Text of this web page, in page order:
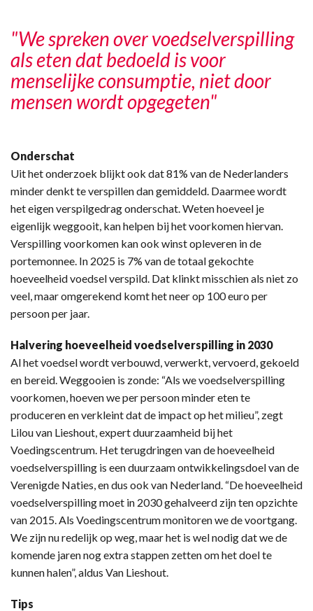
"We spreken over voedselverspilling
als eten dat bedoeld is voor
menselijke consumptie, niet door
mensen wordt opgegeten"
Onderschat
Uit het onderzoek blijkt ook dat 81% van de Nederlanders
minder denkt te verspillen dan gemiddeld. Daarmee wordt
het eigen verspilgedrag onderschat. Weten hoeveel je
eigenlijk weggooit, kan helpen bij het voorkomen hiervan.
Verspilling voorkomen kan ook winst opleveren in de
portemonnee. In 2025 is 7% van de totaal gekochte
hoeveelheid voedsel verspild. Dat klinkt misschien als niet zo
veel, maar omgerekend komt het neer op 100 euro per
persoon per jaar.
Halvering hoeveelheid voedselverspilling in 2030
Al het voedsel wordt verbouwd, verwerkt, vervoerd, gekoeld
en bereid. Weggooien is zonde: “Als we voedselverspilling
voorkomen, hoeven we per persoon minder eten te
produceren en verkleint dat de impact op het milieu”, zegt
Lilou van Lieshout, expert duurzaamheid bij het
Voedingscentrum. Het terugdringen van de hoeveelheid
voedselverspilling is een duurzaam ontwikkelingsdoel van de
Verenigde Naties, en dus ook van Nederland. “De hoeveelheid
voedselverspilling moet in 2030 gehalveerd zijn ten opzichte
van 2015. Als Voedingscentrum monitoren we de voortgang.
We zijn nu redelijk op weg, maar het is wel nodig dat we de
komende jaren nog extra stappen zetten om het doel te
kunnen halen”, aldus Van Lieshout.
Tips